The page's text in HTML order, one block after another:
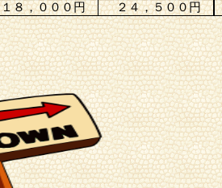
１８，０００円 ２４，５００円